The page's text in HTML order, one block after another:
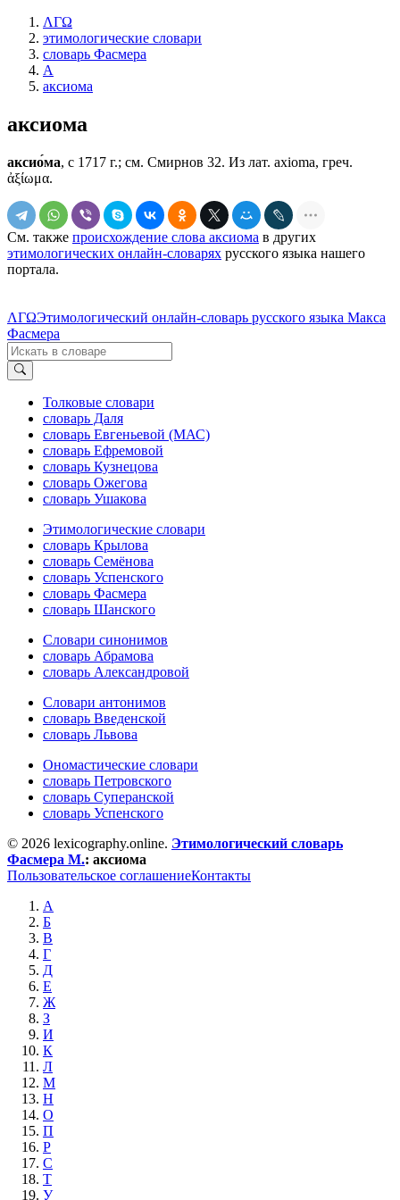
ΛΓΩ
этимологические словари
словарь Фасмера
А
аксиома
аксиома
аксио́ма, с 1717 г.; см. Смирнов 32. Из лат. axioma, греч.
ἀξίωμα.
См. также происхождение слова аксиома в других
этимологических онлайн-словарях русского языка нашего
портала.
ΛΓΩЭтимологический онлайн-словарь русского языка Макса
Фасмера
Толковые словари
словарь Даля
словарь Евгеньевой (МАС)
словарь Ефремовой
словарь Кузнецова
словарь Ожегова
словарь Ушакова
Этимологические словари
словарь Крылова
словарь Семёнова
словарь Успенского
словарь Фасмера
словарь Шанского
Словари синонимов
словарь Абрамова
словарь Александровой
Словари антонимов
словарь Введенской
словарь Львова
Ономастические словари
словарь Петровского
словарь Суперанской
словарь Успенского
© 2026 lexicography.online. Этимологический словарь
Фасмера М.: аксиома
Пользовательское соглашениеКонтакты
А
Б
В
Г
Д
Е
Ж
З
И
К
Л
М
Н
О
П
Р
С
Т
У